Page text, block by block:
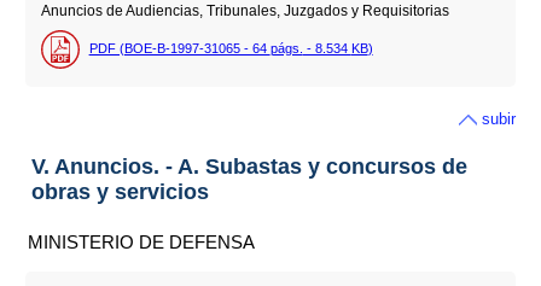
Anuncios de Audiencias, Tribunales, Juzgados y Requisitorias
PDF (BOE-B-1997-31065 - 64 págs. - 8.534 KB)
subir
V. Anuncios. - A. Subastas y concursos de
obras y servicios
MINISTERIO DE DEFENSA